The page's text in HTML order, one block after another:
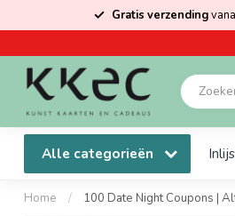
Gratis verzending
Alle categorieën
Home / 100 Date Night Coupons |